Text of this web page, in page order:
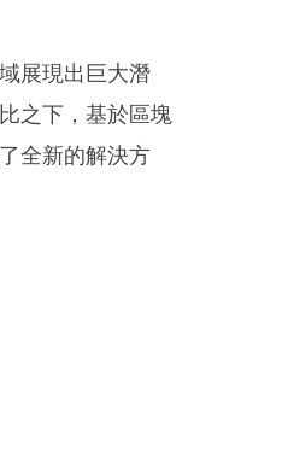
展現出巨大潛
之下，基於區塊
全新的解決方